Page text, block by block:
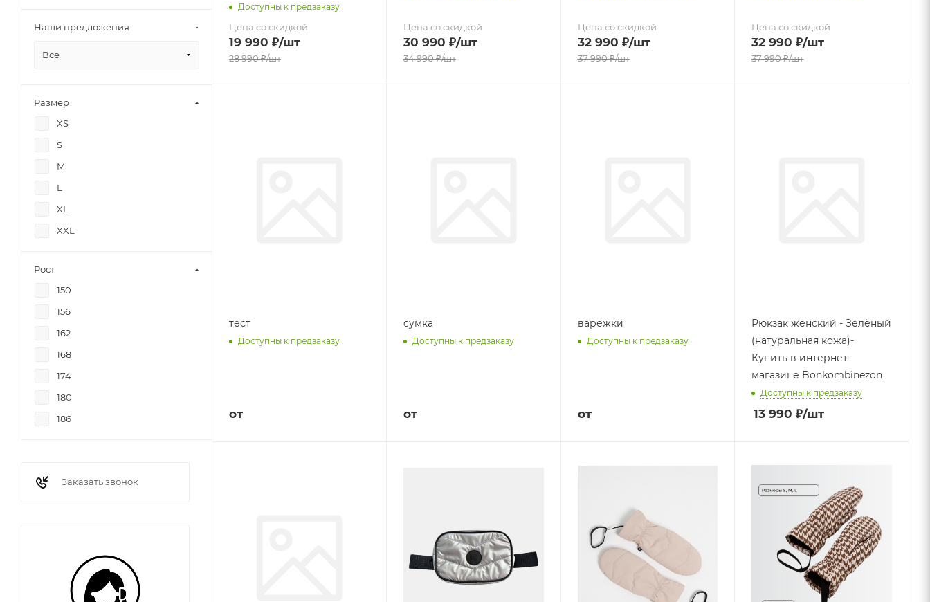
Доступны к предзаказу
Цена со скидкой
19 990 ₽/шт
28 990₽/шт
Цена со скидкой
30 990 ₽/шт
34 990₽/шт
Цена со скидкой
32 990 ₽/шт
37 990₽/шт
Цена со скидкой
32 990 ₽/шт
37 990₽/шт
тест
Доступны к предзаказу
от
cумка
Доступны к предзаказу
от
варежки
Доступны к предзаказу
от
Рюкзак женский - Зелёный
(натуральная кожа)-
Купить в интернет-
магазине Bonkombinezon
Доступны к предзаказу
13 990 ₽/шт
Наши предложения
Все
Размер
XS
S
M
L
XL
XXL
Рост
150
156
162
168
174
180
186
Заказать звонок